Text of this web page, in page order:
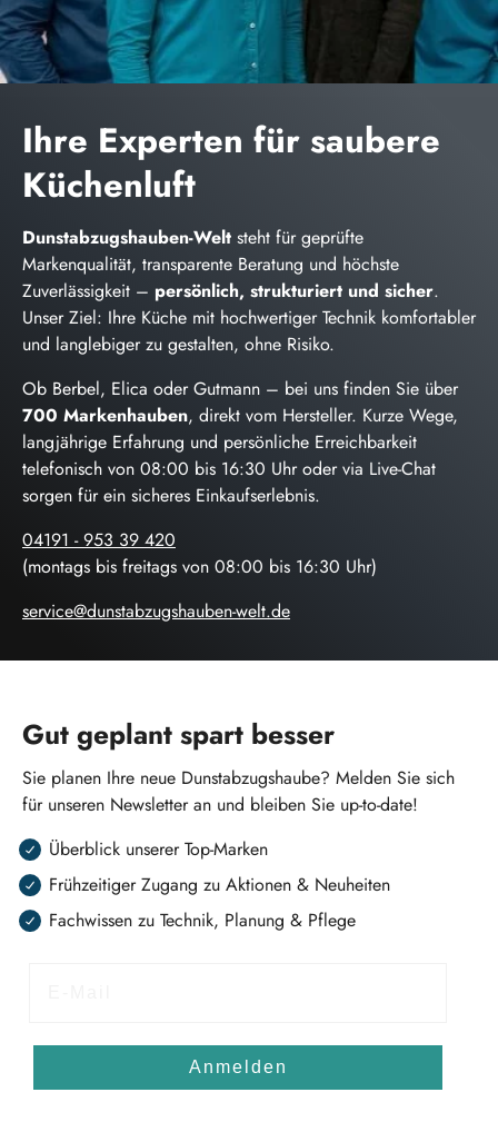
Ihre Experten für saubere
Küchenluft
Dunstabzugshauben-Welt steht für geprüfte
Markenqualität, transparente Beratung und höchste
Zuverlässigkeit – persönlich, strukturiert und sicher.
Unser Ziel: Ihre Küche mit hochwertiger Technik komfortabler
und langlebiger zu gestalten, ohne Risiko.
Ob Berbel, Elica oder Gutmann – bei uns finden Sie über
700 Markenhauben, direkt vom Hersteller. Kurze Wege,
langjährige Erfahrung und persönliche Erreichbarkeit
telefonisch von 08:00 bis 16:30 Uhr oder via Live-Chat
sorgen für ein sicheres Einkaufserlebnis.
04191 - 953 39 420
(montags bis freitags von 08:00 bis 16:30 Uhr)
service@dunstabzugshauben-welt.de
Gut geplant spart besser
Sie planen Ihre neue Dunstabzugshaube? Melden Sie sich
für unseren Newsletter an und bleiben Sie up-to-date!
Überblick unserer Top-Marken
Frühzeitiger Zugang zu Aktionen & Neuheiten
Fachwissen zu Technik, Planung & Pflege
Anmelden